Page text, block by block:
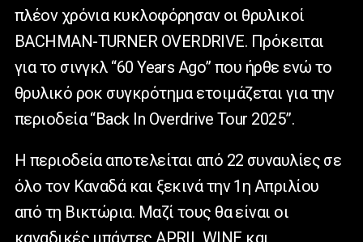
πλέον χρόνια κυκλοφόρησαν οι θρυλικοί
BACHMAN-TURNER OVERDRIVE. Πρόκειται
για το σινγκλ “60 Years Ago” που ήρθε ενώ το
θρυλικό ροκ συγκρότημα ετοιμάζεται για την
περιοδεία “Back In Overdrive Tour 2025”.
Η περιοδεία αποτελείται από 22 συναυλίες σε
όλο τον Καναδά και ξεκινά την 1η Απριλίου
από τη Βικτώρια. Μαζί τους θα είναι οι
καναδικές μπάντες APRIL WINE και